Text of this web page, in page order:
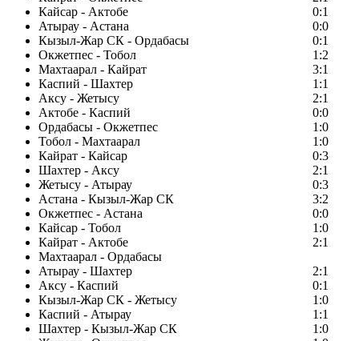
Кайсар - Актобе
0:1
Атырау - Астана
0:0
Кызыл-Жар СК - Ордабасы
0:1
Окжетпес - Тобол
1:2
Махтаарал - Кайрат
3:1
Каспий - Шахтер
1:1
Аксу - Жетысу
2:1
Актобе - Каспий
0:0
Ордабасы - Окжетпес
1:0
Тобол - Махтаарал
1:0
Кайрат - Кайсар
0:3
Шахтер - Аксу
2:1
Жетысу - Атырау
0:3
Астана - Кызыл-Жар СК
3:2
Окжетпес - Астана
0:0
Кайсар - Тобол
1:0
Кайрат - Актобе
2:1
Махтаарал - Ордабасы
Атырау - Шахтер
2:1
Аксу - Каспий
0:1
Кызыл-Жар СК - Жетысу
1:0
Каспий - Атырау
1:1
Шахтер - Кызыл-Жар СК
1:0